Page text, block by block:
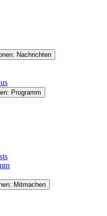
Nachrichten
Programm
Mitmachen